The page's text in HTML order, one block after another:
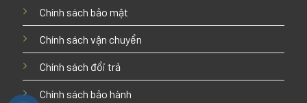
Chính sách bảo mật
Chính sách vận chuyển
Chính sách đổi trả
Chính sách bảo hành